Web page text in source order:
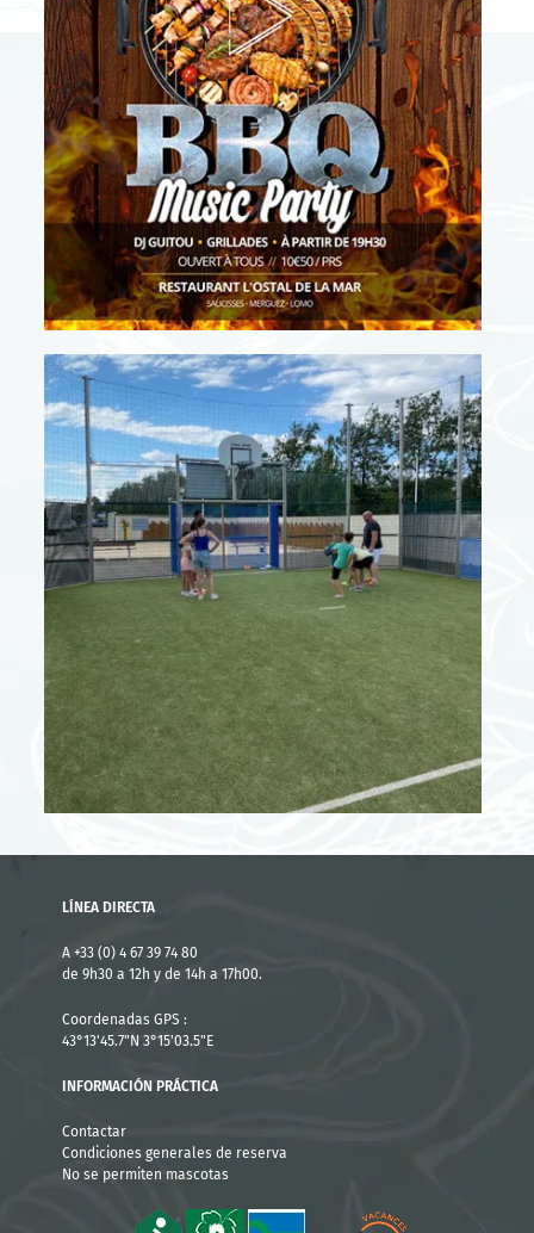
LÍNEA DIRECTA
A +33 (0) 4 67 39 74 80
de 9h30 a 12h y de 14h a 17h00.
Coordenadas GPS :
43°13'45.7"N 3°15'03.5"E
INFORMACIÓN PRÁCTICA
Contactar
Condiciones generales de reserva
No se permiten mascotas